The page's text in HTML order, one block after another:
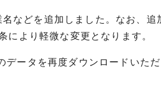
などを追加しました。なお、追
より軽微な変更となります。
ータを再度ダウンロードいただ